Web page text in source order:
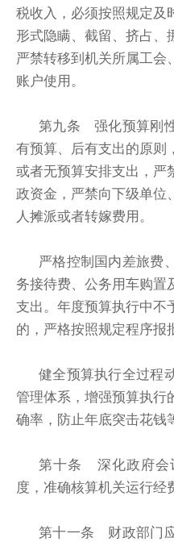
税收入，必须按照规定及
形式隐瞒、截留、挤占、
严禁转移到机关所属工会
账户使用。
第九条 强化预算刚
有预算、后有支出的原则
或者无预算安排支出，严
政资金，严禁向下级单位
人摊派或者转嫁费用。
严格控制国内差旅费
务接待费、公务用车购置
支出。年度预算执行中不
的，严格按照规定程序报
健全预算执行全过程
管理体系，增强预算执行
确率，防止年底突击花钱
第十条 深化政府会
度，准确核算机关运行经
第十一条 财政部门